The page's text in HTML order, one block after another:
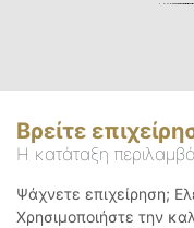
Βρείτε
Η κατάταξη
Ψάχνετε επιχείρηση;
Χρησιμοποιήστε την